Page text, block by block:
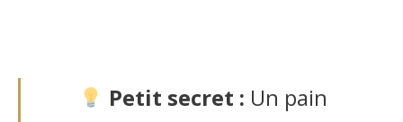
Petit secret : Un pain